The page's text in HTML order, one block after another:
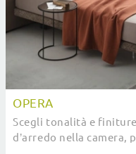
OPERA
Scegli tonalità e
d’arredo nella